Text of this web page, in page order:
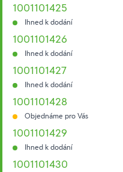
1001101425
Ihned k dodání
1001101426
Ihned k dodání
1001101427
Ihned k dodání
1001101428
Objednáme pro Vás
1001101429
Ihned k dodání
1001101430